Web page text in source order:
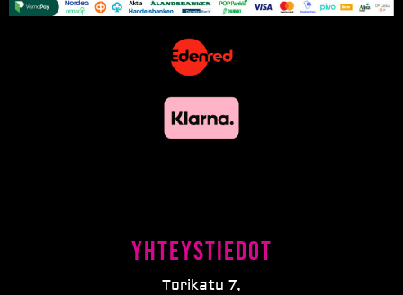
Yhteystiedot
Torikatu 7,